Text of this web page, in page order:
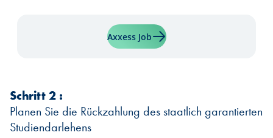
Axxess JobMehr erfahren über "Axxess
Schritt 2 :
Planen Sie die Rückzahlung des staatlich garantierten
Studiendarlehens